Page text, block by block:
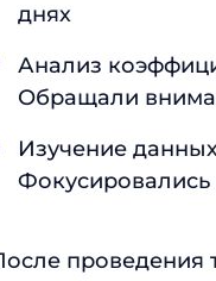
днях
Анализ
Обращали
Изучение
Фокусировались
проведения